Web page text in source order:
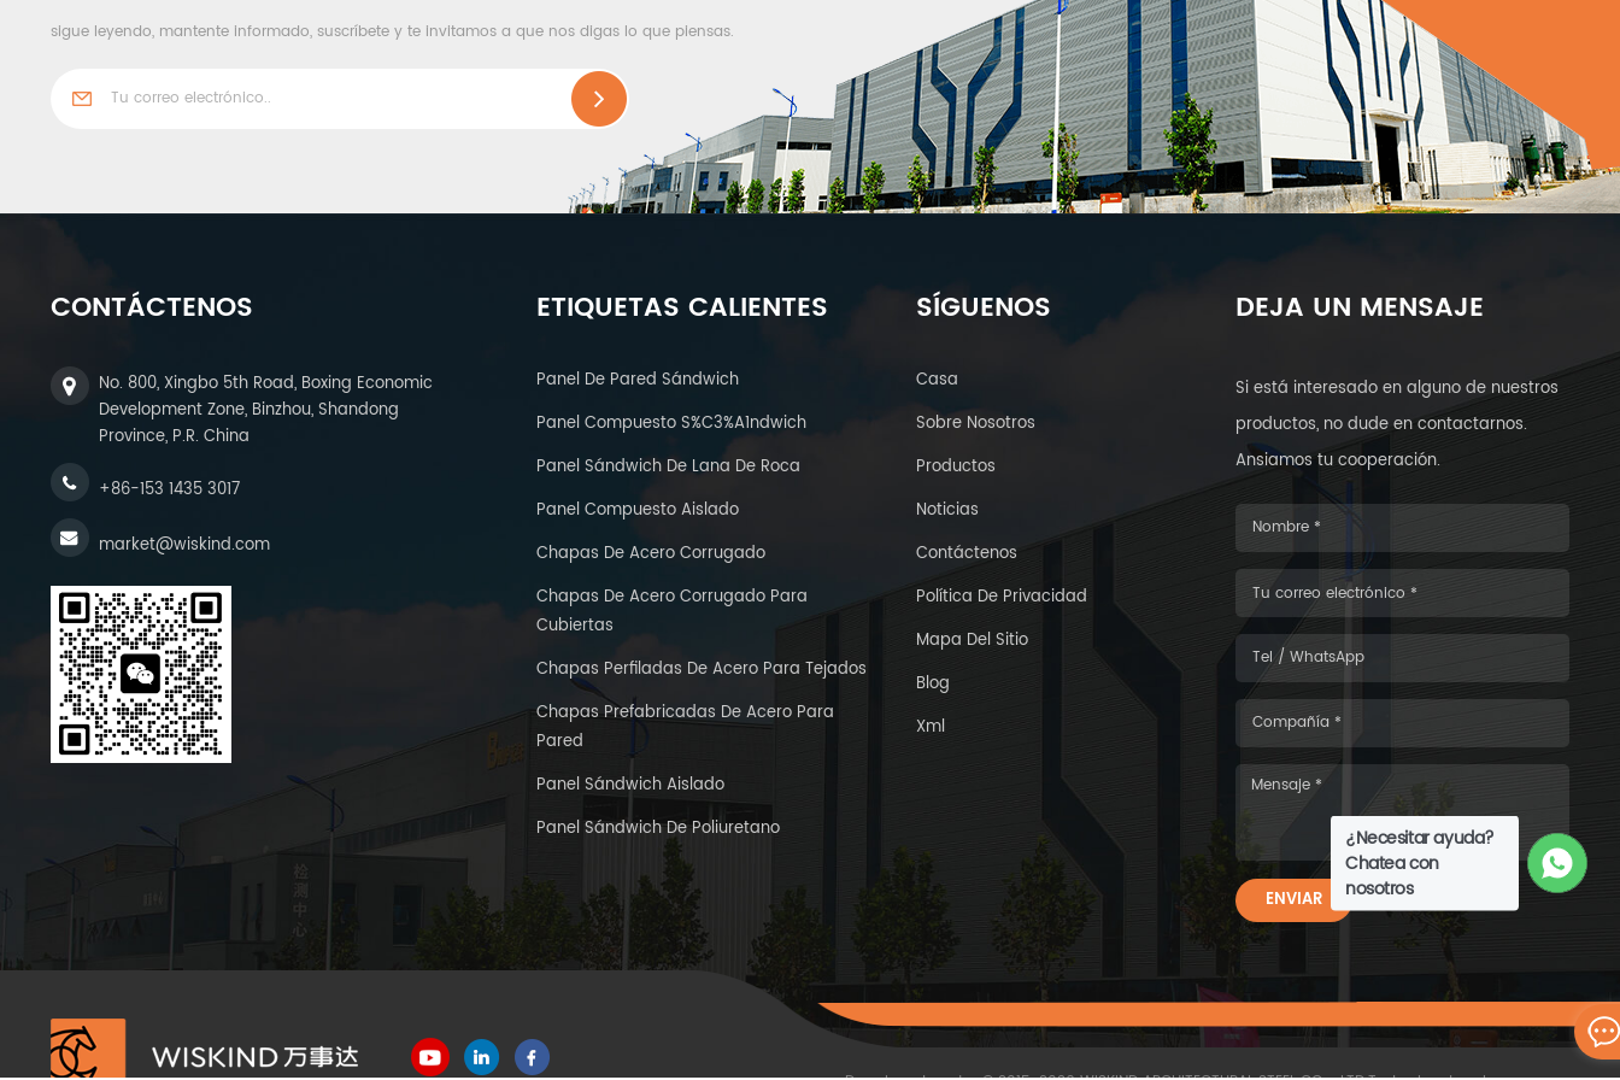
sigue leyendo, mantente informado, suscríbete y te invitamos a que nos digas lo que piensas.
¿Necesitar ayuda?
Chatea con
nosotros
CONTÁCTENOS
No. 800, Xingbo 5th Road, Boxing Economic
Development Zone, Binzhou, Shandong
Province, P.R. China
+86-153 1435 3017
market@wiskind.com
ETIQUETAS CALIENTES
Panel De Pared Sándwich
Panel Compuesto S%C3%A1ndwich
Panel Sándwich De Lana De Roca
Panel Compuesto Aislado
Chapas De Acero Corrugado
Chapas De Acero Corrugado Para
Cubiertas
Chapas Perfiladas De Acero Para Tejados
Chapas Prefabricadas De Acero Para
Pared
Panel Sándwich Aislado
Panel Sándwich De Poliuretano
SÍGUENOS
Casa
Sobre Nosotros
Productos
Noticias
Contáctenos
Política De Privacidad
Mapa Del Sitio
Blog
Xml
DEJA UN MENSAJE
Si está interesado en alguno de nuestros
productos, no dude en contactarnos.
Ansiamos tu cooperación.
ENVIAR